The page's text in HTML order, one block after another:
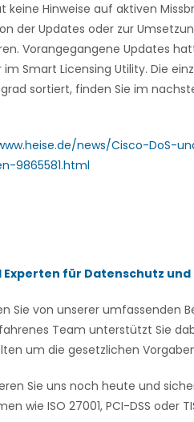
keine Hinweise auf aktiven
der Updates oder zur
Vorangegangene Updates
im Smart Licensing Utility. Die
sortiert, finden Sie im
news/Cisco-DoS-
9865581.html
Experten für Datenschutz
Sie von unserer umfassenden
Team unterstützt Sie
um die gesetzlichen
Sie uns noch heute und
wie ISO 27001, PCI-DSS oder